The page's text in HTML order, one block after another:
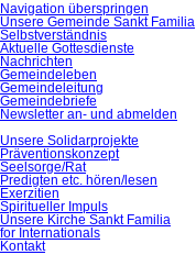
Navigation überspringen
Unsere Gemeinde Sankt Familia
Selbstverständnis
Aktuelle Gottesdienste
Nachrichten
Gemeindeleben
Gemeindeleitung
Gemeindebriefe
Newsletter an- und abmelden
Unsere Solidarprojekte
Präventionskonzept
Seelsorge/Rat
Predigten etc. hören/lesen
Exerzitien
Spiritueller Impuls
Unsere Kirche Sankt Familia
for Internationals
Kontakt